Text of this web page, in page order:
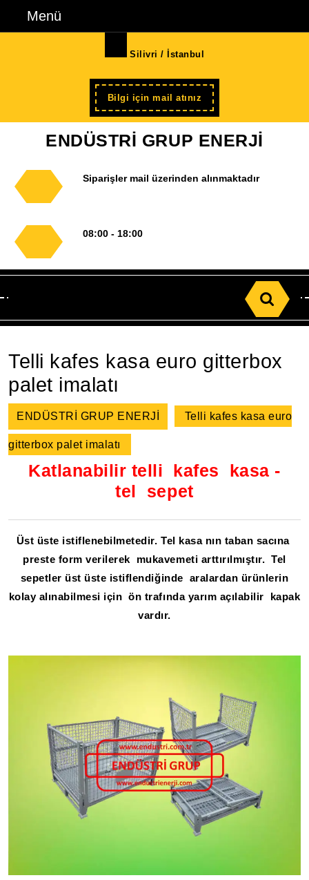
Menü
Silivri / İstanbul
Bilgi için mail atınız Şimdi
kayıt
ENDÜSTRİ GRUP ENERJİ
Siparişler mail üzerinden alınmaktadır
08:00 - 18:00
for:
Telli kafes kasa euro gitterbox
palet imalatı
ENDÜSTRİ GRUP ENERJİ Telli kafes kasa euro
gitterbox palet imalatı
Katlanabilir telli kafes kasa -
tel sepet
Üst üste istiflenebilmetedir. Tel kasa nın taban sacına
preste form verilerek mukavemeti arttırılmıştır. Tel
sepetler üst üste istiflendiğinde aralardan ürünlerin
kolay alınabilmesi için ön trafında yarım açılabilir kapak
vardır.